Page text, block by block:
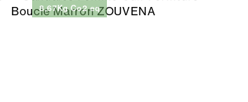
8,67Kg Co2 eq